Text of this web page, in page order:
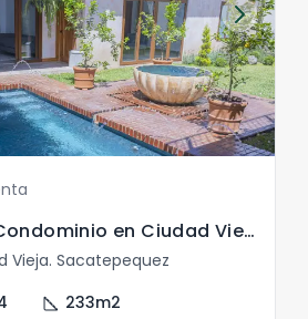
VENTA casa en Condominio en Ciudad Vieja Sacatepequez
Vieja. Sacatepequez
square_foot 233m2